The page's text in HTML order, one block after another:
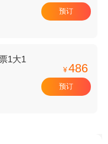
预订
1大1
¥486
预订